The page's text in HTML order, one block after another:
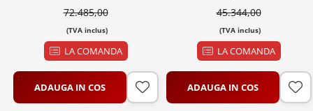
72.485,00
(TVA inclus)
LA COMANDA
ADAUGA IN COS
45.344,00
(TVA inclus)
LA COMANDA
ADAUGA IN COS